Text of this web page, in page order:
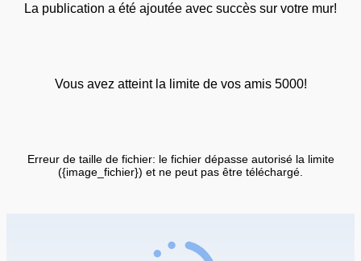
La publication a été ajoutée avec succès sur votre mur!
Vous avez atteint la limite de vos amis 5000!
Erreur de taille de fichier: le fichier dépasse autorisé la limite
({image_fichier}) et ne peut pas être téléchargé.